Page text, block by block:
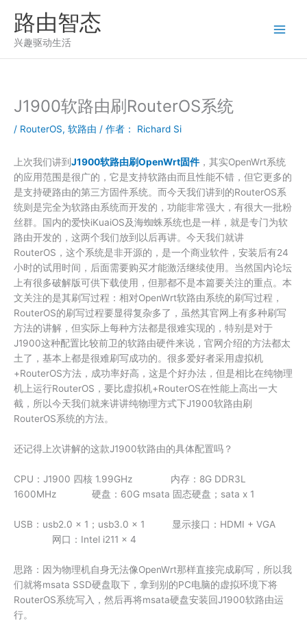
路由智态
兴趣驱动生活
J1900软路由刷RouterOS系统
/ RouterOS, 软路由 / 作者： Richard Si
上次我们讲到 J1900软路由刷OpenWrt固件，其实OpenWrt系统
的应用范围是很广的，它是支持软路由而且性能不错，但它更多的
是支持硬路由的第三方固件系统。而今天我们讲到的RouterOS系
统则是完全为软路由系统而开发的，功能非常强大，有很大一批粉
丝群。国内的爱快iKuaiOS及海蜘蛛系统也是一样，就是专门为软
路由开发的，这两个我们放到以后再讲。今天我们就讲
RouterOS，这个系统是非开源的，是一个商业软件，安装后有24
小时的试用时间，后面需要购买才能激活继续使用。当然国内论坛
上有很多破解版可供下载使用，但那都不是本篇要关注的重点。本
文关注的是其刷写过程：相对OpenWrt软路由系统的刷写过程，
RouterOS的刷写过程要显得复杂多了，虽然其官网上有多种刷写
方法的讲解，但实际上每种方法都是很难实现的，特别是对于
J1900这种配置比较前卫的软路由硬件来说，官网介绍的方法都太
土了，基本上都是很难刷写成功的。很多爱好者采用虚拟机
+RouterOS方法，成功率好高，这是个好办法，但是相比在纯物理
机上运行RouterOS，要比虚拟机+RouterOS在性能上高出一大
截，所以今天我们就来讲讲纯物理方式下J1900软路由刷
RouterOS系统的方法。
还记得上次讲解的这款J1900软路由的具体配置吗？
CPU：J1900 四核 1.99GHz 内存：8G DDR3L
1600MHz 硬盘：60G msata 固态硬盘；sata x 1
USB：usb2.0 x 1；usb3.0 x 1 显示接口：HDMI + VGA
网口：Intel i211 x 4
思路：因为物理机自身无法像OpenWrt那样直接完成刷写，所以我
们就将msata SSD硬盘取下，拿到别的PC电脑的虚拟环境下将
RouterOS系统写入，然后再将msata硬盘安装回J1900软路由运
行。